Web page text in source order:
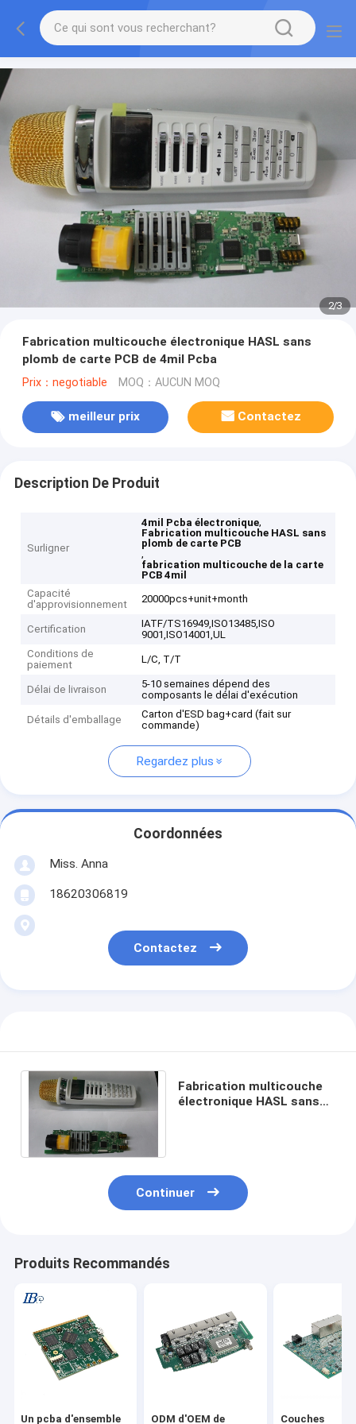
2/3
Fabrication multicouche électronique HASL sans
plomb de carte PCB de 4mil Pcba
Prix：negotiable MOQ：AUCUN MOQ
meilleur prix Contactez
Description De Produit
Surligner
4mil Pcba électronique,
Fabrication multicouche HASL sans
plomb de carte PCB
,
fabrication multicouche de la carte
PCB 4mil
Capacité
d'approvisionnement
20000pcs+unit+month
Certification
IATF/TS16949,ISO13485,ISO
9001,ISO14001,UL
Conditions de
paiement
L/C, T/T
Délai de livraison
5-10 semaines dépend des
composants le délai d'exécution
Détails d'emballage
Carton d'ESD bag+card (fait sur
commande)
Regardez plus
Coordonnées
Miss. Anna
18620306819
Contactez
Fabrication multicouche
électronique HASL sans
Continuer
Produits Recommandés
Un pcba d'ensemble ODM d'OEM de Couches